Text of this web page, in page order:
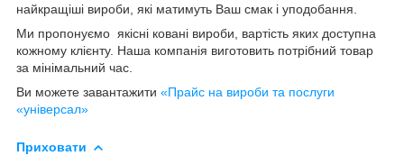
найкращіші вироби, які матимуть Ваш смак і уподобання.
Ми пропонуємо якісні ковані вироби, вартість яких доступна
кожному клієнту. Наша компанія виготовить потрібний товар
за мінімальний час.
Ви можете завантажити «Прайс на вироби та послуги
«універсал»
Приховати